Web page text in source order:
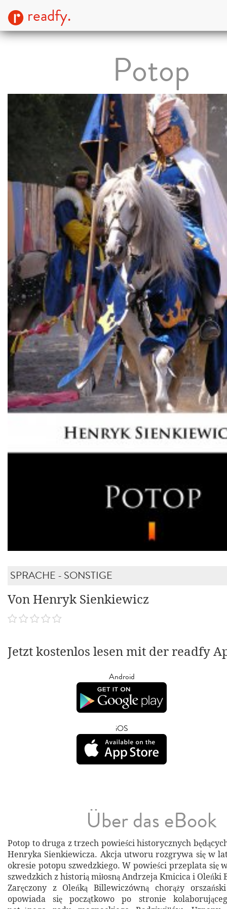
readfy.
Potop
SPRACHE - SONSTIGE
Von Henryk Sienkiewicz
Jetzt kostenlos lesen mit der readfy
Android
iOS
Über das eBook
Potop to druga z trzech powieści historycznych
Henryka Sienkiewicza. Akcja utworu rozgrywa się w
okresie potopu szwedzkiego. W powieści przeplata się
szwedzkich z historią miłosną Andrzeja Kmicica i Oleńki
Zaręczony z Oleńką Billewiczówną chorąży
opowiada się początkowo po stronie